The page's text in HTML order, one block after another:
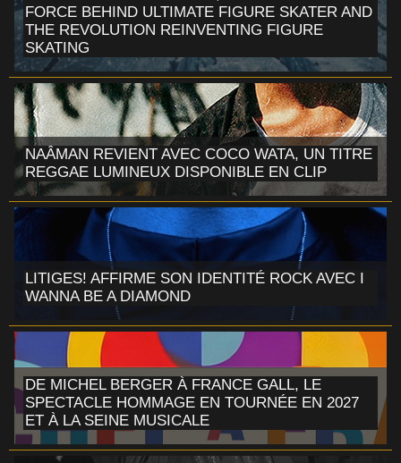
FORCE BEHIND ULTIMATE FIGURE SKATER AND
THE REVOLUTION REINVENTING FIGURE
SKATING
NAÂMAN REVIENT AVEC COCO WATA, UN TITRE
REGGAE LUMINEUX DISPONIBLE EN CLIP
LITIGES! AFFIRME SON IDENTITÉ ROCK AVEC I
WANNA BE A DIAMOND
DE MICHEL BERGER À FRANCE GALL, LE
SPECTACLE HOMMAGE EN TOURNÉE EN 2027
ET À LA SEINE MUSICALE